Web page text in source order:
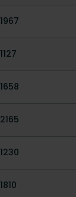
1967
1127
1658
2165
1230
1810